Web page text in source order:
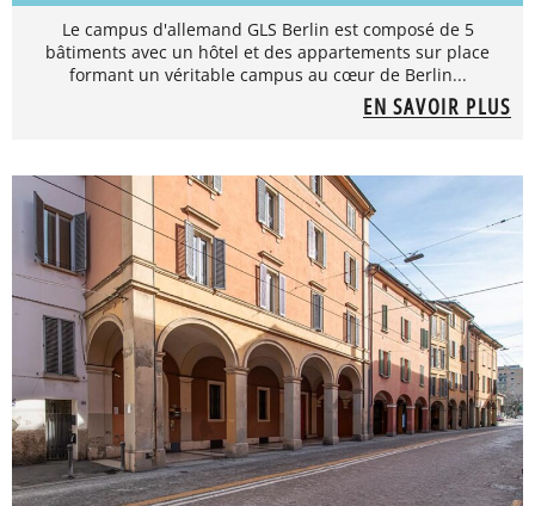
Le campus d'allemand GLS Berlin est composé de 5
bâtiments avec un hôtel et des appartements sur place
formant un véritable campus au cœur de Berlin...
EN SAVOIR PLUS